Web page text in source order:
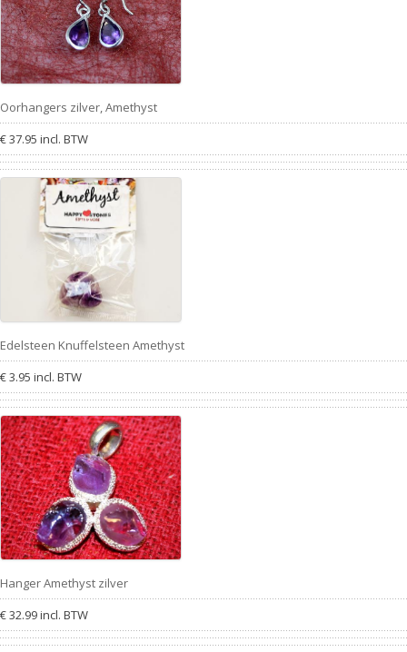
Oorhangers zilver, Amethyst
€ 37.95 incl. BTW
Edelsteen Knuffelsteen Amethyst
€ 3.95 incl. BTW
Hanger Amethyst zilver
€ 32.99 incl. BTW